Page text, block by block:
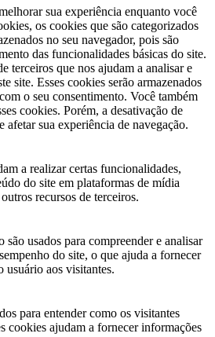
sua experiência enquanto você
os cookies que são categorizados
no seu navegador, pois são
das funcionalidades básicas do site.
terceiros que nos ajudam a analisar e
site. Esses cookies serão armazenados
o seu consentimento. Você também
cookies. Porém, a desativação de
afetar sua experiência de navegação.
a realizar certas funcionalidades,
do site em plataformas de mídia
recursos de terceiros.
são usados ​​para compreender e analisar
do site, o que ajuda a fornecer
usuário aos visitantes.
​​para entender como os visitantes
cookies ajudam a fornecer informações